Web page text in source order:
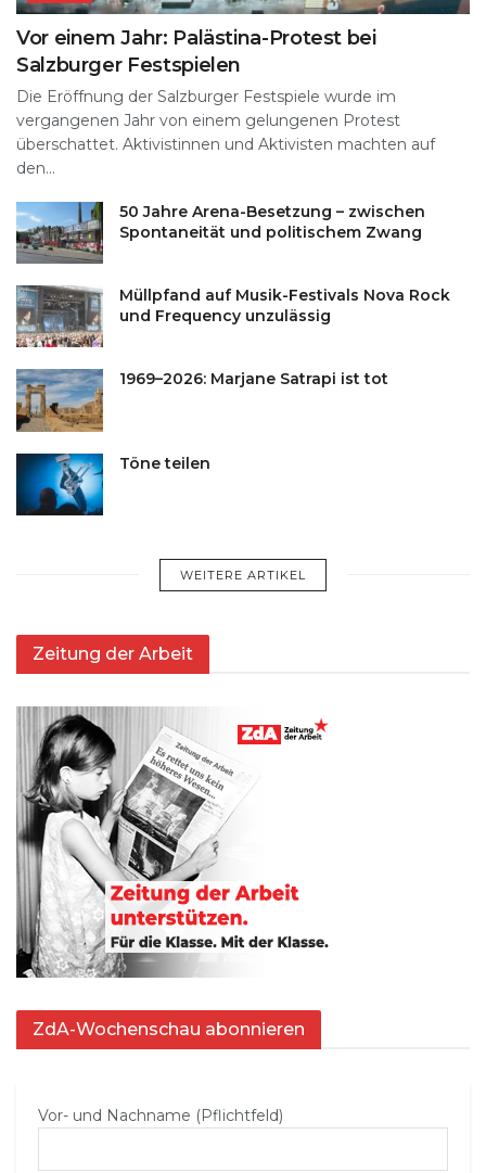
Vor einem Jahr: Palästina-Protest bei
Salzburger Festspielen
Die Eröffnung der Salzburger Festspiele wurde im
vergangenen Jahr von einem gelungenen Protest
überschattet. Aktivistinnen und Aktivisten machten auf
den...
50 Jahre Arena-Besetzung – zwischen
Spontaneität und politischem Zwang
Müllpfand auf Musik-Festivals Nova Rock
und Frequency unzulässig
1969–2026: Marjane Satrapi ist tot
Töne teilen
WEITERE ARTIKEL
Zeitung der Arbeit
ZdA-Wochenschau abonnieren
Vor- und Nachname (Pflichtfeld)